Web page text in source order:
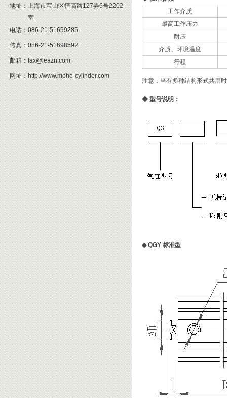
地址： 上海市宝山区恒高路127弄6号2202
室
电话： 086-21-51699285
传真： 086-21-51698592
邮箱： fax@leazn.com
网址： http://www.mohe-cylinder.com
工作介质
最高工作压力
耐压
介质、环境温度
行程
注意：当有多种结构形式共用
◆ 型号说明：
◆QGY 标准型